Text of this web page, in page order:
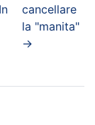
cancellare
la "manita"
→